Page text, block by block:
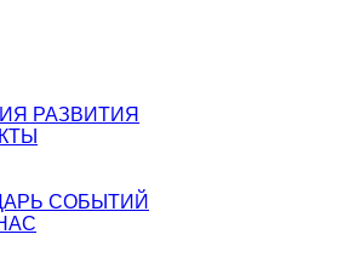
РАЗВИТИЯ
СОБЫТИЙ